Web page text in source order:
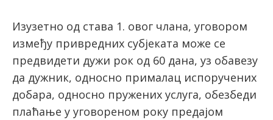
Изузетно од става 1. овог члана, уговором
између привредних субјеката може се
предвидети дужи рок од 60 дана, уз обавезу
да дужник, односно прималац испоручених
добара, односно пружених услуга, обезбеди
плаћање у уговореном року предајом